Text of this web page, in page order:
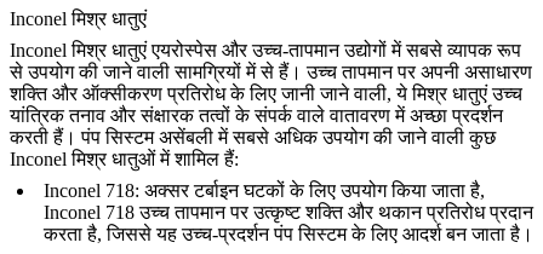
Inconel मिश्र धातुएं
Inconel मिश्र धातुएंएयरोस्पेस और उच्च-तापमान उद्योगों में सबसे व्यापक रूप
से उपयोग की जाने वाली सामग्रियों में से हैं। उच्च तापमान पर अपनी असाधारण
शक्ति और ऑक्सीकरण प्रतिरोध के लिए जानी जाने वाली, ये मिश्र धातुएं उच्च
यांत्रिक तनाव और संक्षारक तत्वों के संपर्क वाले वातावरण में अच्छा प्रदर्शन
करती हैं। पंप सिस्टम असेंबली में सबसे अधिक उपयोग की जाने वाली कुछ
Inconel मिश्र धातुओं में शामिल हैं:
Inconel 718: अक्सर टर्बाइन घटकों के लिए उपयोग किया जाता है,
Inconel 718 उच्च तापमान पर उत्कृष्ट शक्ति और थकान प्रतिरोध प्रदान
करता है, जिससे यह उच्च-प्रदर्शन पंप सिस्टम के लिए आदर्श बन जाता है।